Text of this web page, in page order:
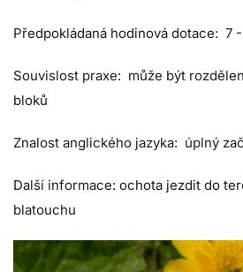
Předpokládaná hodinová dotace: 7
Souvislost praxe: může být
bloků
Znalost anglického jazyka: úplný
Další informace: ochota jezdit do
blatouchu